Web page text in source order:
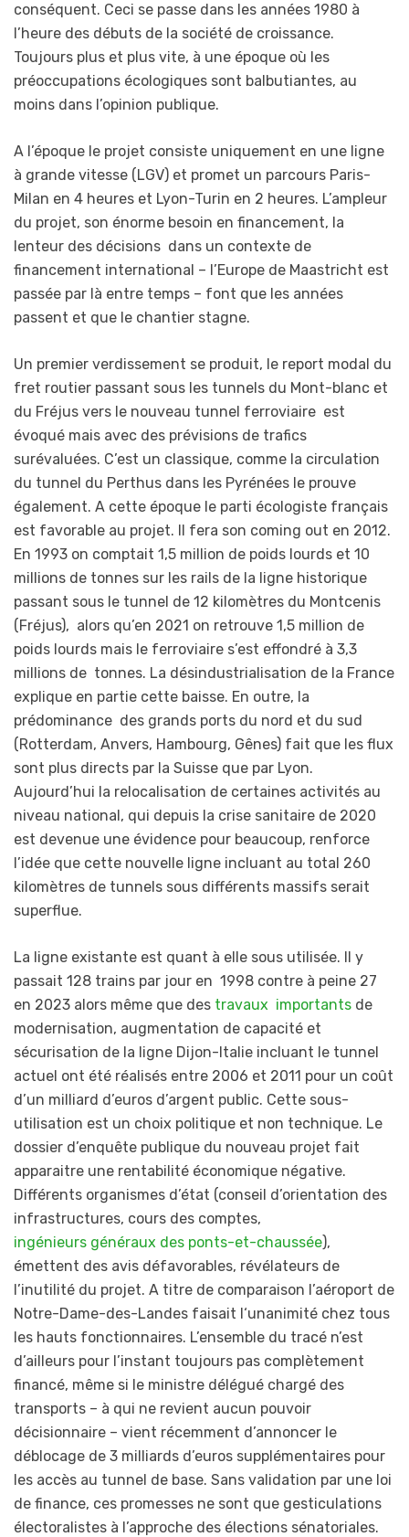
conséquent. Ceci se passe dans les années 1980 à
l’heure des débuts de la société de croissance.
Toujours plus et plus vite, à une époque où les
préoccupations écologiques sont balbutiantes, au
moins dans l’opinion publique.
A l’époque le projet consiste uniquement en une ligne
à grande vitesse (LGV) et promet un parcours Paris-
Milan en 4 heures et Lyon-Turin en 2 heures. L’ampleur
du projet, son énorme besoin en financement, la
lenteur des décisions dans un contexte de
financement international – l’Europe de Maastricht est
passée par là entre temps – font que les années
passent et que le chantier stagne.
Un premier verdissement se produit, le report modal du
fret routier passant sous les tunnels du Mont-blanc et
du Fréjus vers le nouveau tunnel ferroviaire est
évoqué mais avec des prévisions de trafics
surévaluées. C’est un classique, comme la circulation
du tunnel du Perthus dans les Pyrénées le prouve
également. A cette époque le parti écologiste français
est favorable au projet. Il fera son coming out en 2012.
En 1993 on comptait 1,5 million de poids lourds et 10
millions de tonnes sur les rails de la ligne historique
passant sous le tunnel de 12 kilomètres du Montcenis
(Fréjus), alors qu’en 2021 on retrouve 1,5 million de
poids lourds mais le ferroviaire s’est effondré à 3,3
millions de tonnes. La désindustrialisation de la France
explique en partie cette baisse. En outre, la
prédominance des grands ports du nord et du sud
(Rotterdam, Anvers, Hambourg, Gênes) fait que les flux
sont plus directs par la Suisse que par Lyon.
Aujourd’hui la relocalisation de certaines activités au
niveau national, qui depuis la crise sanitaire de 2020
est devenue une évidence pour beaucoup, renforce
l’idée que cette nouvelle ligne incluant au total 260
kilomètres de tunnels sous différents massifs serait
superflue.
La ligne existante est quant à elle sous utilisée. Il y
passait 128 trains par jour en 1998 contre à peine 27
en 2023 alors même que des travaux importants de
modernisation, augmentation de capacité et
sécurisation de la ligne Dijon-Italie incluant le tunnel
actuel ont été réalisés entre 2006 et 2011 pour un coût
d’un milliard d’euros d’argent public. Cette sous-
utilisation est un choix politique et non technique. Le
dossier d’enquête publique du nouveau projet fait
apparaitre une rentabilité économique négative.
Différents organismes d’état (conseil d’orientation des
infrastructures, cours des comptes,
ingénieurs généraux des ponts-et-chaussée),
émettent des avis défavorables, révélateurs de
l’inutilité du projet. A titre de comparaison l’aéroport de
Notre-Dame-des-Landes faisait l‘unanimité chez tous
les hauts fonctionnaires. L’ensemble du tracé n’est
d’ailleurs pour l’instant toujours pas complètement
financé, même si le ministre délégué chargé des
transports – à qui ne revient aucun pouvoir
décisionnaire – vient récemment d’annoncer le
déblocage de 3 milliards d’euros supplémentaires pour
les accès au tunnel de base. Sans validation par une loi
de finance, ces promesses ne sont que gesticulations
électoralistes à l’approche des élections sénatoriales.